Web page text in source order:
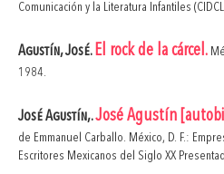
Comunicación y la Literatura Infantiles
Agustín, José.El rock de la cárcel.
1984.
José Agustín,.José Agustín
de Emmanuel Carballo. México, D. F.:
Escritores Mexicanos del Siglo XX